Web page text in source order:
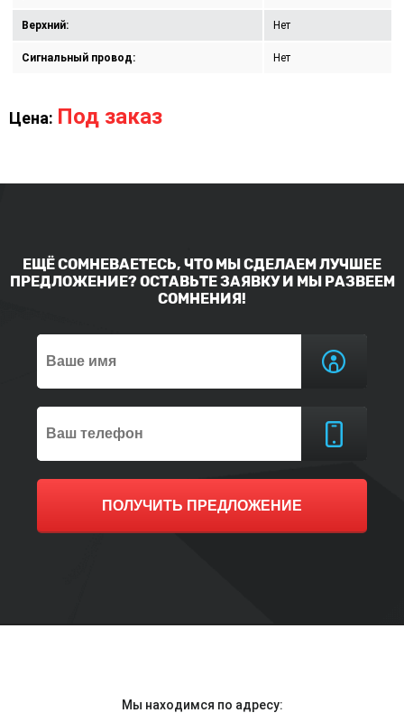
Верхний: Нет
Сигнальный провод: Нет
Цена: Под заказ
ЕЩЁ СОМНЕВАЕТЕСЬ, ЧТО МЫ СДЕЛАЕМ ЛУЧШЕЕ
ПРЕДЛОЖЕНИЕ? ОСТАВЬТЕ ЗАЯВКУ И МЫ РАЗВЕЕМ
СОМНЕНИЯ!
ПОЛУЧИТЬ ПРЕДЛОЖЕНИЕ
Мы находимся по адресу: